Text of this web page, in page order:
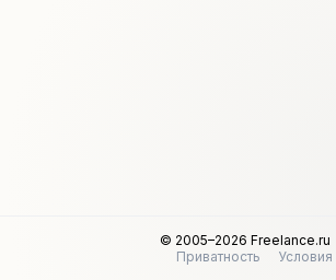
© 2005–2026 Freelance.ru
Приватность
Условия